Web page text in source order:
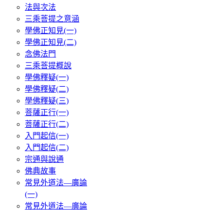
法與次法
三乘菩提之意涵
學佛正知見(一)
學佛正知見(二)
念佛法門
三乘菩提概說
學佛釋疑(一)
學佛釋疑(二)
學佛釋疑(三)
菩薩正行(一)
菩薩正行(二)
入門起信(一)
入門起信(二)
宗通與說通
佛典故事
常見外道法—廣論
(一)
常見外道法—廣論